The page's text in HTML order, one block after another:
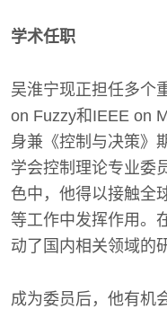
学术任职
吴淮宁现正担任多个
on Fuzzy和IEEE on
身兼《控制与决策》
学会控制理论专业委
色中，他得以接触全
等工作中发挥作用。
动了国内相关领域的
成为委员后，他有机